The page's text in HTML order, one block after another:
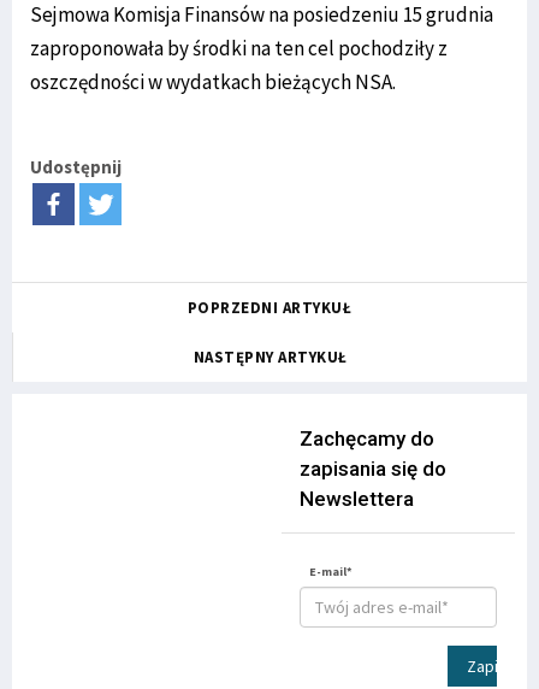
Sejmowa Komisja Finansów na posiedzeniu 15 grudnia
zaproponowała by środki na ten cel pochodziły z
oszczędności w wydatkach bieżących NSA.
Udostępnij
POPRZEDNI ARTYKUŁ
NASTĘPNY ARTYKUŁ
Zachęcamy do
zapisania się do
Newslettera
E-mail*
Zapisz